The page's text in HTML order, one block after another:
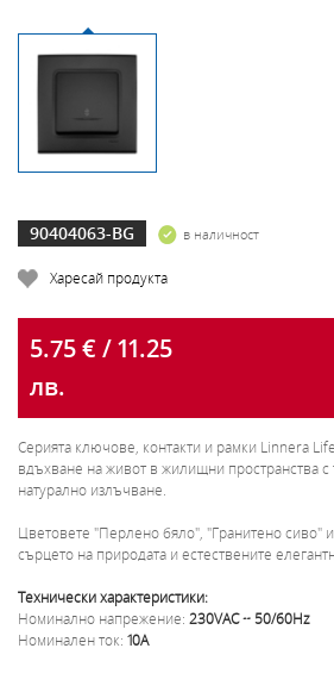
90404063-BG в наличност
Харесай продукта
5.75 € / 11.25
лв.
Серията ключове, контакти и рамки Linnera
вдъхване на живот в жилищни пространства с
натурално излъчване.
Цветовете "Перлено бяло", "Гранитено сиво"
сърцето на природата и естествените
Технически характеристики:
Номинално напрежение: 230VAC ~ 50/60Hz
Номинален ток: 10A